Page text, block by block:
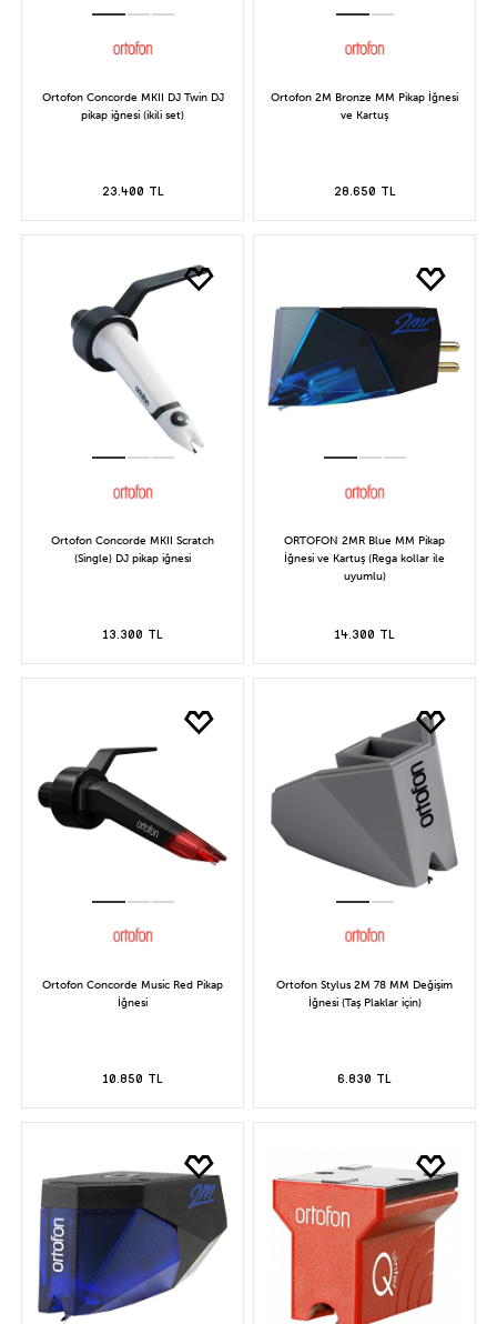
Ortofon Concorde MKII DJ Twin DJ
pikap iğnesi (ikili set)
23.400 TL
Ortofon 2M Bronze MM Pikap İğnesi
ve Kartuş
28.650 TL
Ortofon Concorde MKII Scratch
(Single) DJ pikap iğnesi
13.300 TL
ORTOFON 2MR Blue MM Pikap
İğnesi ve Kartuş (Rega kollar ile
uyumlu)
14.300 TL
Ortofon Concorde Music Red Pikap
İğnesi
10.850 TL
Ortofon Stylus 2M 78 MM Değişim
İğnesi (Taş Plaklar için)
6.830 TL